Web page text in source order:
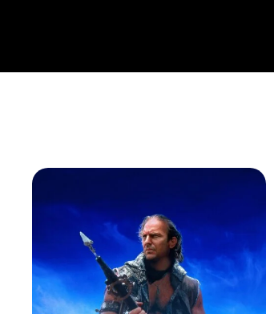
Jih proti Severu (1939). V ústřední
obsazení doplňují ve vedlejších rolích
nominován na Oscara celkem ve čtyřech